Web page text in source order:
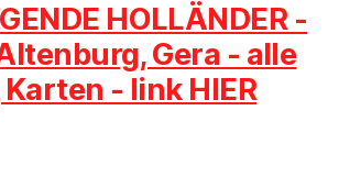
HOLLÄNDER -
Gera - alle
- link HIER